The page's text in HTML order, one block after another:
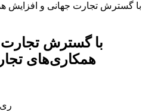
با گسترش تجارت جهانی و افزایش
با گسترش
همکاری‌های